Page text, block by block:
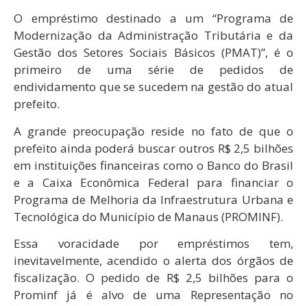
O empréstimo destinado a um “Programa de
Modernização da Administração Tributária e da
Gestão dos Setores Sociais Básicos (PMAT)”, é o
primeiro de uma série de pedidos de
endividamento que se sucedem na gestão do atual
prefeito.
A grande preocupação reside no fato de que o
prefeito ainda poderá buscar outros R$ 2,5 bilhões
em instituições financeiras como o Banco do Brasil
e a Caixa Econômica Federal para financiar o
Programa de Melhoria da Infraestrutura Urbana e
Tecnológica do Município de Manaus (PROMINF).
Essa voracidade por empréstimos tem,
inevitavelmente, acendido o alerta dos órgãos de
fiscalização. O pedido de R$ 2,5 bilhões para o
Prominf já é alvo de uma Representação no